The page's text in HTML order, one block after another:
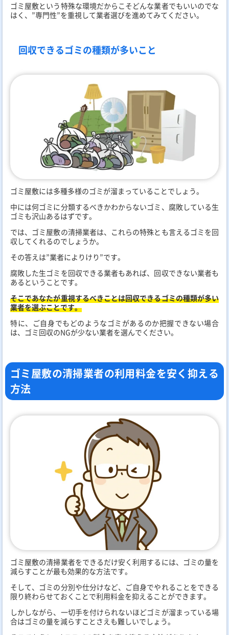
ゴミ屋敷という特殊な環境だからこそどんな業者でもいいのでな
はく、”専門性”を重視して業者選びを進めてみてください。
回収できるゴミの種類が多いこと
ゴミ屋敷には多種多様のゴミが溜まっていることでしょう。
中には何ゴミに分類するべきかわからないゴミ、腐敗している生
ゴミも沢山あるはずです。
では、ゴミ屋敷の清掃業者は、これらの特殊とも言えるゴミを回
収してくれるのでしょうか。
その答えは”業者によりけり”です。
腐敗した生ゴミを回収できる業者もあれば、回収できない業者も
あるということです。
そこであなたが重視するべきことは回収できるゴミの種類が多い
業者を選ぶことです。
特に、ご自身でもどのようなゴミがあるのか把握できない場合
は、ゴミ回収のNGが少ない業者を選んでください。
ゴミ屋敷の清掃業者の利用料金を安く抑える
方法
ゴミ屋敷の清掃業者をできるだけ安く利用するには、ゴミの量を
減らすことが最も効果的な方法です。
そして、ゴミの分別や仕分けなど、ご自身でやれることをできる
限り終わらせておくことで利用料金を抑えることができます。
しかしながら、一切手を付けられないほどゴミが溜まっている場
合はゴミの量を減らすことさえも難しいでしょう。